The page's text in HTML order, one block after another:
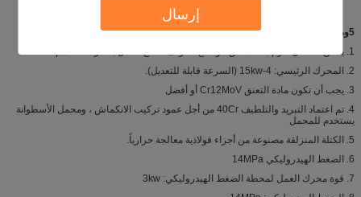
إرسال
5ومعلمات المعدات:
1. يمكن للآلة أن تقوم بالانكماش ، وقطع الحواف لقطع العمل بقطر 1000 مم.
2. المحرك الرئيسي: 15kw-4 (السرعة قابلة للتعديل).
3. يجب أن تكون مادة التعنق Cr12MoV أو أفضل
4. تم اعتماد التبريد والتلطيف 40Cr من أجل عمود تركيب الانكماش ، ومحمل الأسطوانة
يستخدم للمحمل
5. الكتلة المنزلقة مصنوعة من أجزاء فولاذية معالجة حرارياً.
6. الضغط الهيدروليكي 14MPa
7. قوة محرك العمل لمحطة الضغط الهيدروليكي: 3kw